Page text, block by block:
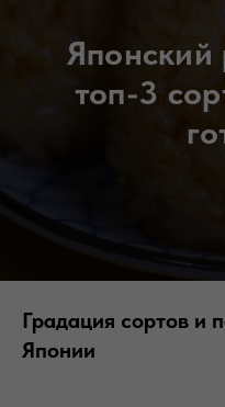
Японский
топ-3
Градация сортов и
Японии